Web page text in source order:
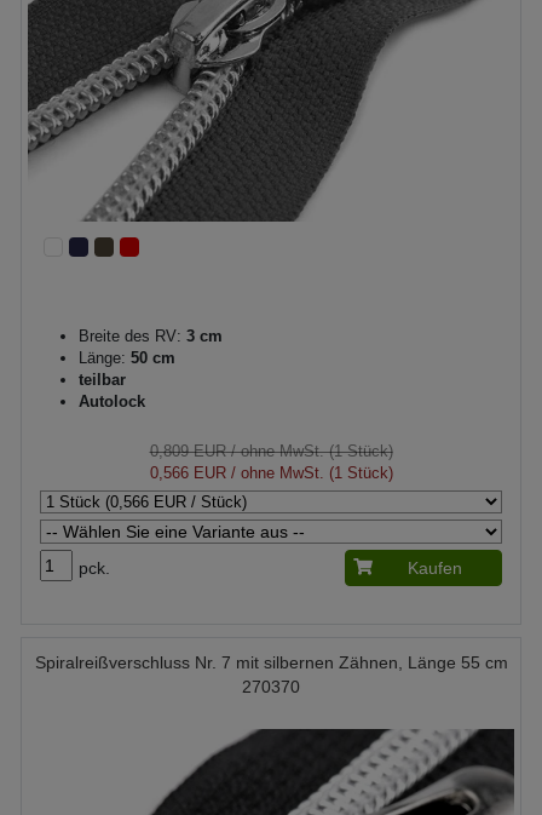
Breite des RV: 3 cm
Länge: 50 cm
teilbar
Autolock
0,809 EUR/ ohne MwSt. (1 Stück)
0,566 EUR/ ohne MwSt. (1 Stück)
pck. Kaufen
Spiralreißverschluss Nr. 7 mit silbernen Zähnen, Länge 55 cm
270370